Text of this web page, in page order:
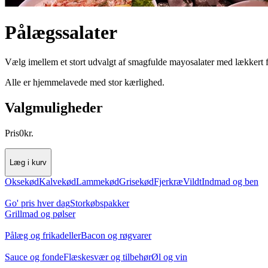
Pålægssalater
Vælg imellem et stort udvalgt af smagfulde mayosalater med lækkert
Alle er hjemmelavede med stor kærlighed.
Valgmuligheder
Pris0kr.
Læg i kurv
OksekødKalvekødLammekødGrisekødFjerkræVildtIndmad og ben
Go' pris hver dagStorkøbspakker
Grillmad og pølser
Pålæg og frikadellerBacon og røgvarer
Sauce og fondeFlæskesvær og tilbehørØl og vin